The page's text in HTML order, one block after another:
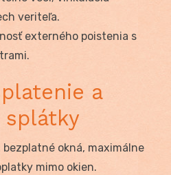
veriteľa.
externého poistenia s
a
splátky
bezplatné okná, maximálne
mimo okien.